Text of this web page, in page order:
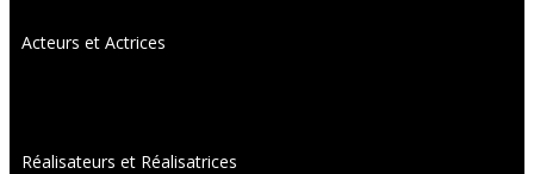
Acteurs et Actrices
Réalisateurs et Réalisatrices